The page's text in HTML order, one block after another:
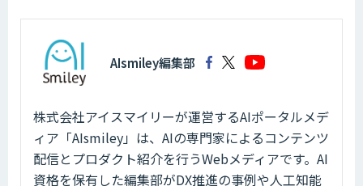
AIsmiley編集部
株式会社アイスマイリーが運営するAIポータルメデ
ィア「AIsmiley」は、AIの専門家によるコンテンツ
配信とプロダクト紹介を行うWebメディアです。AI
資格を保有した編集部がDX推進の事例や人工知能